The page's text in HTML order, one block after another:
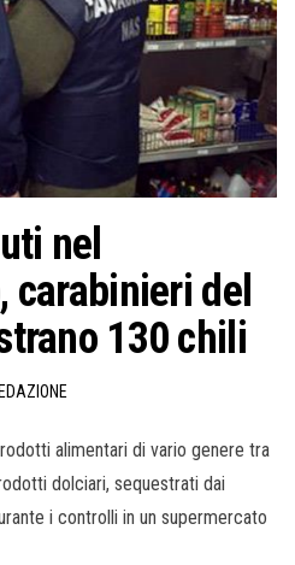
i
o
n
e
nel
carabinieri del
130 chili
alimentari di vario genere tra
dolciari, sequestrati dai
i controlli in un supermercato